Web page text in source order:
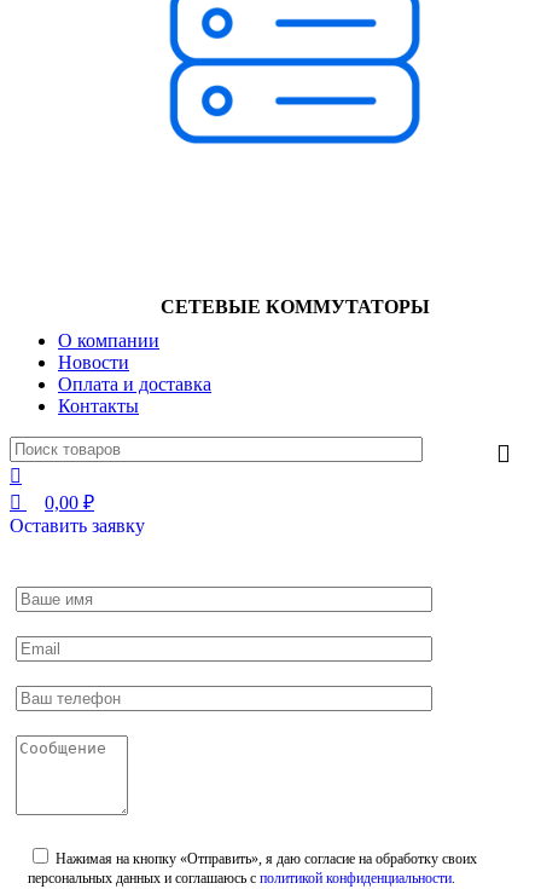
СЕТЕВЫЕ КОММУТАТОРЫ
О компании
Новости
Оплата и доставка
Контакты
0,00 ₽
Оставить заявку
Нажимая на кнопку «Отправить», я даю согласие на обработку своих
персональных данных и соглашаюсь с политикой конфиденциальности.